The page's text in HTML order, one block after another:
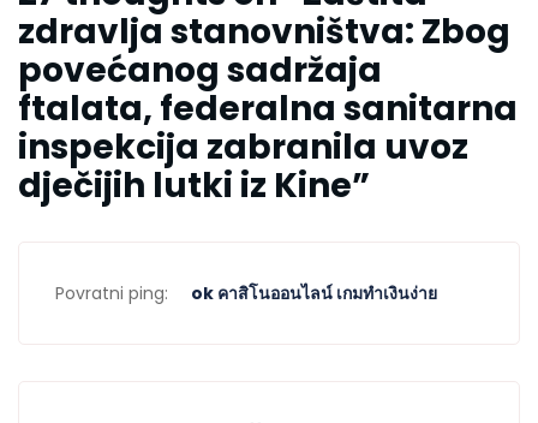
zdravlja stanovništva: Zbog
povećanog sadržaja
ftalata, federalna sanitarna
inspekcija zabranila uvoz
dječijih lutki iz Kine”
Povratni ping: ok คาสิโนออนไลน์ เกมทำเงินง่าย